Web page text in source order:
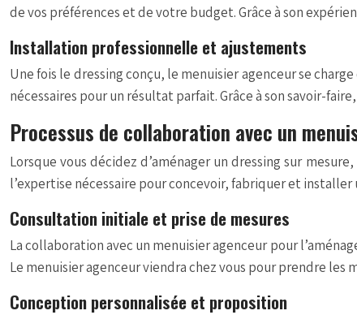
de vos préférences et de votre budget. Grâce à son
Installation professionnelle et ajustements
Une fois le dressing conçu, le menuisier agenceur se
nécessaires pour un résultat parfait. Grâce à son savoir-
Processus de collaboration avec un
Lorsque vous décidez d’aménager un dressing sur
l’expertise nécessaire pour concevoir, fabriquer et
Consultation initiale et prise de mesures
La collaboration avec un menuisier agenceur pour
Le menuisier agenceur viendra chez vous pour prendre
Conception personnalisée et proposition